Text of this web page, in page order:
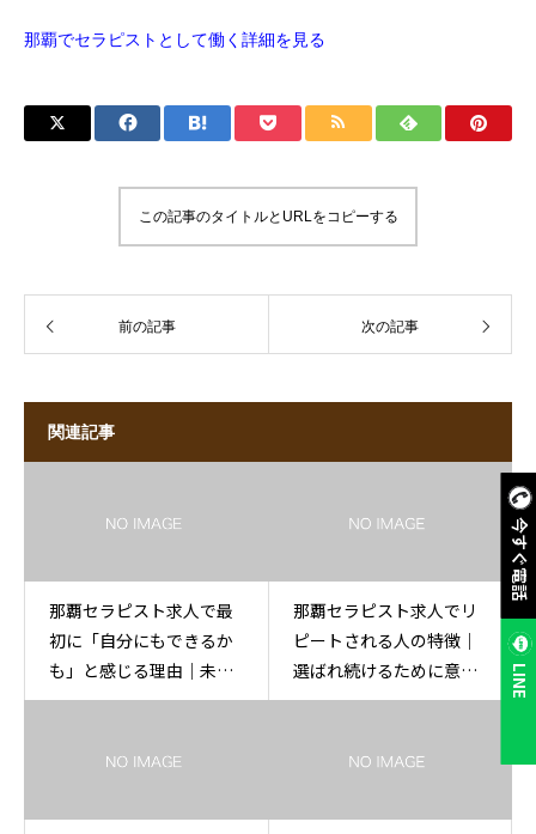
今すぐ電話
LINE
那覇でセラピストとして働く詳細を見る
この記事のタイトルとURLをコピーする
前の記事 次の記事
関連記事
那覇セラピスト求人で最
初に「自分にもできるか
も」と感じる理由｜未経
験が前向きになる瞬間
那覇セラピスト求人でリ
ピートされる人の特徴｜
選ばれ続けるために意識
すべきポイント